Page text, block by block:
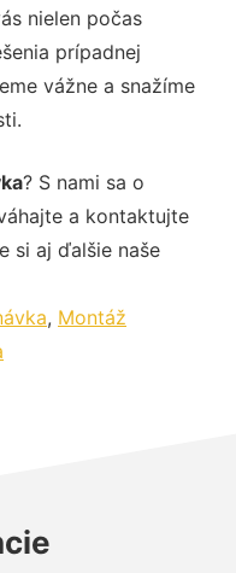
nielen počas
prípadnej
vážne a snažíme
? S nami sa o
a kontaktujte
si aj ďalšie naše
, Montáž